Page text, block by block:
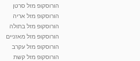
קרין גורן - העוגה המתגלצ’ת ללא קמח
38.5k צפיות
יוסי שר - מתמחה בשיטת אלכסנדר וטאי צ'י
הורוסקופ מזל סרטן
הורוסקופ מזל אריה
הורוסקופ מזל בתולה
הורוסקופ מזל מאזניים
הורוסקופ מזל עקרב
הורוסקופ מזל קשת